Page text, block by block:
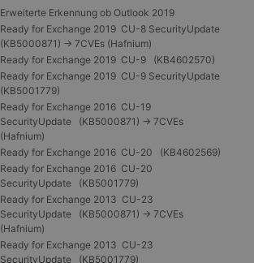
Erweiterte Erkennung ob Outlook 2019
Ready for Exchange 2019 CU-8 SecurityUpdate
(KB5000871) -> 7CVEs (Hafnium)
Ready for Exchange 2019 CU-9 (KB4602570)
Ready for Exchange 2019 CU-9 SecurityUpdate
(KB5001779)
Ready for Exchange 2016 CU-19
SecurityUpdate (KB5000871) -> 7CVEs
(Hafnium)
Ready for Exchange 2016 CU-20 (KB4602569)
Ready for Exchange 2016 CU-20
SecurityUpdate (KB5001779)
Ready for Exchange 2013 CU-23
SecurityUpdate (KB5000871) -> 7CVEs
(Hafnium)
Ready for Exchange 2013 CU-23
SecurityUpdate (KB5001779)